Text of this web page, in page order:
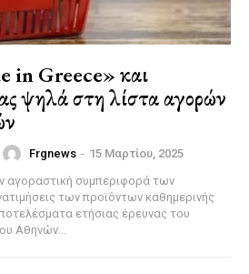
in Greece» και
ψηλά στη λίστα αγορών
Frgnews - 15 Μαρτίου, 2025
αγοραστική συμπεριφορά των
των προϊόντων καθημερινής
ετήσιας έρευνας του
Αθηνών...